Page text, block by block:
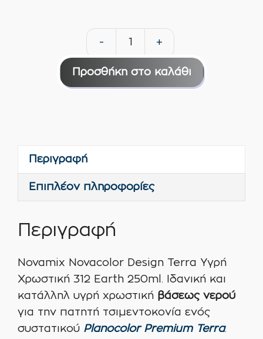
-
Novamix
Novacolor
Design
+
Προσθήκη στο καλάθι
Περιγραφή
Επιπλέον πληροφορίες
Περιγραφή
Novamix Novacolor Design Terra Υγρή
Χρωστική 312 Earth 250ml. Ιδανική και
κατάλληλ υγρή χρωστική βάσεως νερού
για την πατητή τσιμεντοκονία ενός
συστατικού Planocolor Premium Terra.